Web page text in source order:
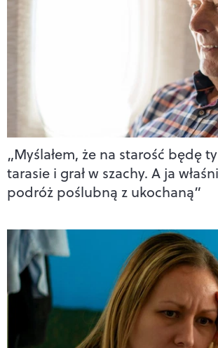
„Myślałem, że na starość będę
tarasie i grał w szachy. A ja
podróż poślubną z ukochaną”